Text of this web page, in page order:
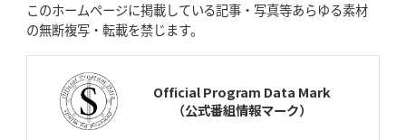
た空間」
2026年4月9日(木)更新
スティーラーズ、名門復活の足音
2026年4月2日(木)更新
このホームページに掲載している記事・写真等あらゆる素材
の無断複写・転載を禁じます。
Official Program Data Mark
（公式番組情報マーク）